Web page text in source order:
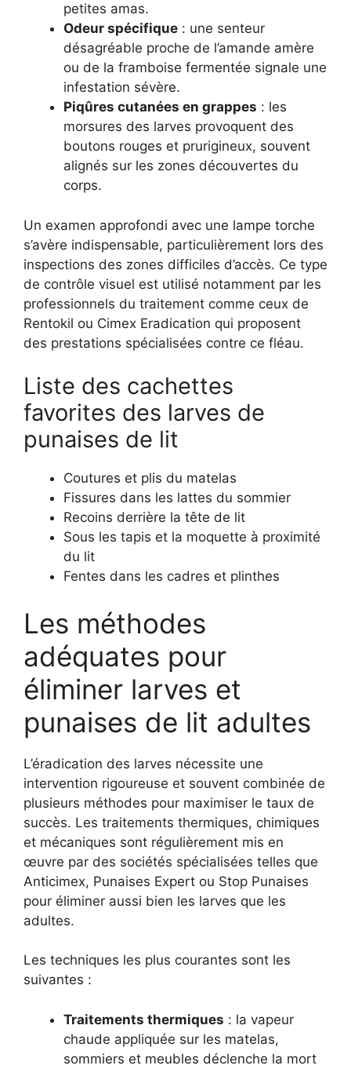
petites amas.
Odeur spécifique : une senteur
désagréable proche de l’amande amère
ou de la framboise fermentée signale une
infestation sévère.
Piqûres cutanées en grappes : les
morsures des larves provoquent des
boutons rouges et prurigineux, souvent
alignés sur les zones découvertes du
corps.
Un examen approfondi avec une lampe torche
s’avère indispensable, particulièrement lors des
inspections des zones difficiles d’accès. Ce type
de contrôle visuel est utilisé notamment par les
professionnels du traitement comme ceux de
Rentokil ou Cimex Eradication qui proposent
des prestations spécialisées contre ce fléau.
Liste des cachettes
favorites des larves de
punaises de lit
Coutures et plis du matelas
Fissures dans les lattes du sommier
Recoins derrière la tête de lit
Sous les tapis et la moquette à proximité
du lit
Fentes dans les cadres et plinthes
Les méthodes
adéquates pour
éliminer larves et
punaises de lit adultes
L’éradication des larves nécessite une
intervention rigoureuse et souvent combinée de
plusieurs méthodes pour maximiser le taux de
succès. Les traitements thermiques, chimiques
et mécaniques sont régulièrement mis en
œuvre par des sociétés spécialisées telles que
Anticimex, Punaises Expert ou Stop Punaises
pour éliminer aussi bien les larves que les
adultes.
Les techniques les plus courantes sont les
suivantes :
Traitements thermiques : la vapeur
chaude appliquée sur les matelas,
sommiers et meubles déclenche la mort